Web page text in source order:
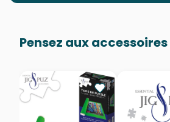
Age
Puzzle
Provenance
EAN
Nombre de pièces 1000
Pensez aux accessoires